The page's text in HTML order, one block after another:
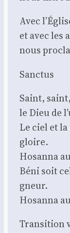
Avec
et avec les
nous
Sanc­tus
Saint,
le Dieu de
Le ciel et
gloire.
Hosan­na
Béni soit
gneur.
Hosan­na
Tran­si­tion